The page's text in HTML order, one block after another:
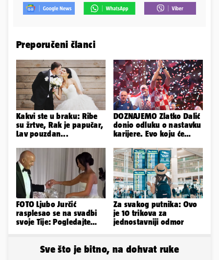
Preporučeni članci
Kakvi ste u braku: Ribe
su žrtve, Rak je papučar,
Lav pouzdan...
DOZNAJEMO Zlatko Dalić
donio odluku o nastavku
karijere. Evo koju će
FOTO Ljubo Jurčić
rasplesao se na svadbi
svoje Tije: Pogledajte
Za svakog putnika: Ovo
je 10 trikova za
jednostavniji odmor
Sve što je bitno, na dohvat ruke